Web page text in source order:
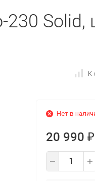
Solid,
К
Нет в
20 990 ₽